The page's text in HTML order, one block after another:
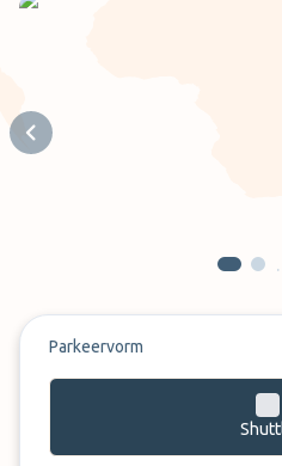
Previous slide
Parkeervorm